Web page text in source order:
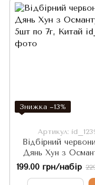
Знижка −13%
Артикул:
Відбірний
Дянь Хун з
5шт по 7г,
199.00 грн/набір